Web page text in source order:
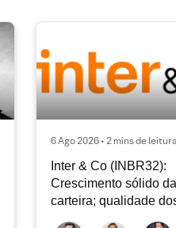
6 Ago 2026 • 2 mins de leitura
Inter & Co (INBR32):
Crescimento sólido da
carteira; qualidade
continua sendo o